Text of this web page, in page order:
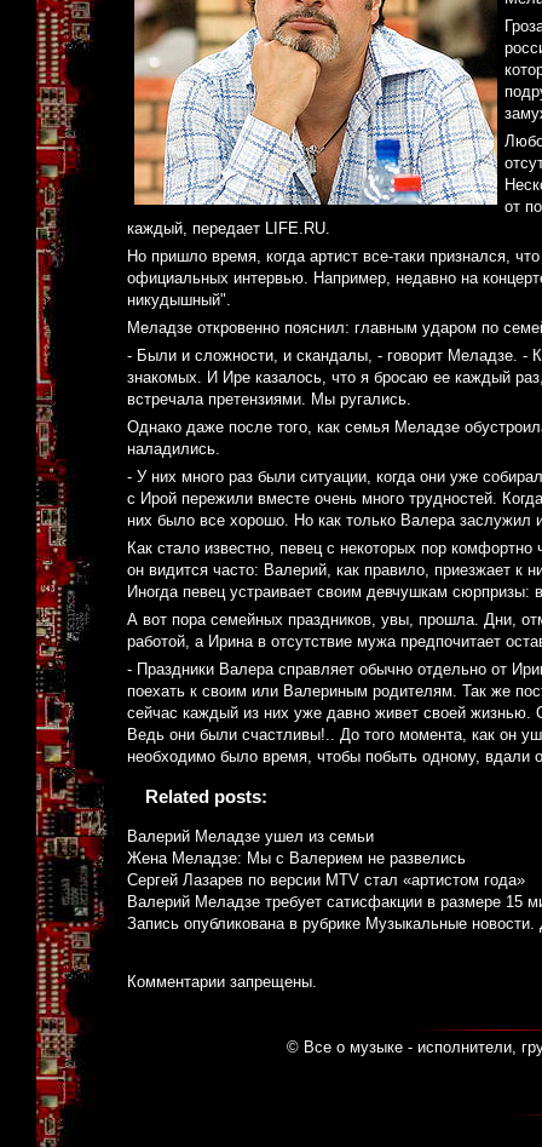
от
каждый, передает LIFE.RU.
Но пришло время, когда артист все-таки признался,
официальных интервью. Например, недавно на
никудышный".
Меладзе откровенно пояснил: главным ударом по
- Были и сложности, и скандалы, - говорит Меладзе. -
знакомых. И Ире казалось, что я бросаю ее каждый
встречала претензиями. Мы ругались.
Однако даже после того, как семья Меладзе
наладились.
- У них много раз были ситуации, когда они уже
с Ирой пережили вместе очень много трудностей.
них было все хорошо. Но как только Валера
Как стало известно, певец с некоторых пор
он видится часто: Валерий, как правило, приезжает к
Иногда певец устраивает своим девчушкам сюрпризы:
А вот пора семейных праздников, увы, прошла. Дни,
работой, а Ирина в отсутствие мужа предпочитает
- Праздники Валера справляет обычно отдельно от
поехать к своим или Валериным родителям. Так же
сейчас каждый из них уже давно живет своей жизнью.
Ведь они были счастливы!.. До того момента, как он
необходимо было время, чтобы побыть одному, вдали
Related posts:
Валерий Меладзе ушел из семьи
Жена Меладзе: Мы с Валерием не развелись
Сергей Лазарев по версии MTV стал «артистом года»
Валерий Меладзе требует сатисфакции в размере 15
Запись опубликована в рубрике Музыкальные новости.
Комментарии запрещены.
© Все о музыке - исполнители,